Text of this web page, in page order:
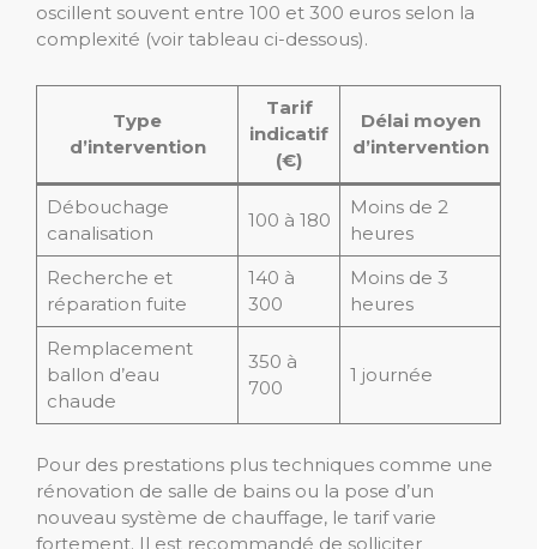
oscillent souvent entre 100 et 300 euros selon la
complexité (voir tableau ci-dessous).
Type
d’intervention
Tarif
indicatif
(€)
Délai moyen
d’intervention
Débouchage
canalisation
100 à 180
Moins de 2
heures
Recherche et
réparation fuite
140 à
300
Moins de 3
heures
Remplacement
ballon d’eau
chaude
350 à
700
1 journée
Pour des prestations plus techniques comme une
rénovation de salle de bains ou la pose d’un
nouveau système de chauffage, le tarif varie
fortement. Il est recommandé de solliciter